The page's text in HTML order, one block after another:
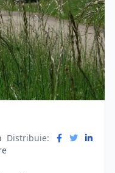
Distribuie: